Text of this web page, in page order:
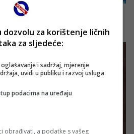
dozvolu za korištenje ličnih
za sljedeće:
i sadržaj, mjerenje
uvidi u publiku i razvoj usluga
podacima na uređaju
obrađivati, a podatke s vašeg